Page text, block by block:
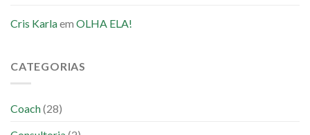
Cris Karlaem OLHA ELA!
CATEGORIAS
Coach(28)